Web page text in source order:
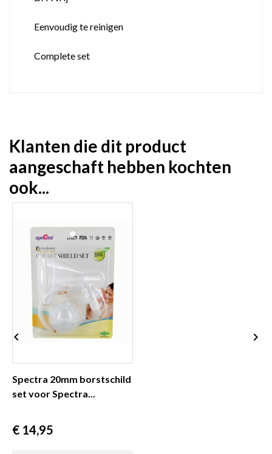
Eenvoudig te reinigen
Complete set
Klanten die dit product
aangeschaft hebben kochten
ook...
Spectra 20mm borstschild
set voor Spectra...
Prijs
€ 14,95
 